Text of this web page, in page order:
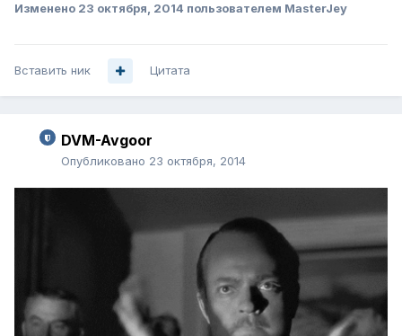
Изменено 23 октября, 2014 пользователем MasterJey
Вставить ник Цитата
DVM-Avgoor
Опубликовано 23 октября, 2014